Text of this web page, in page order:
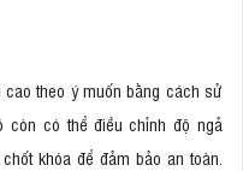
theo ý muốn bằng cách sử
còn có thể điều chỉnh độ ngả
khóa để đảm bảo an toàn.